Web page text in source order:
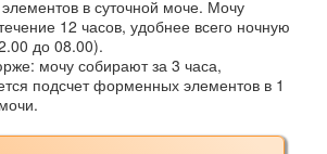
в суточной моче. Мочу
12 часов, удобнее всего ночную
до 08.00).
мочу собирают за 3 часа,
подсчет форменных элементов в 1